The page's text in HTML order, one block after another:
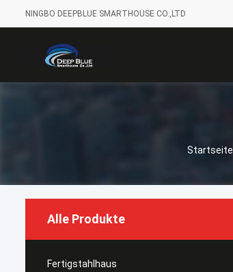
NINGBO DEEPBLUE SMARTHOUSE CO.,LTD
Startseite
Alle Produkte
Fertigstahlhaus